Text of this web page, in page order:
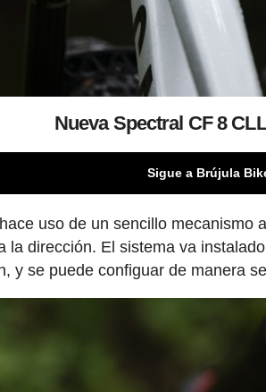
Nueva Spectral CF 8
Sigue a Brújula
uso de un sencillo mecanismo
la dirección. El sistema va
y se puede configuar de manera